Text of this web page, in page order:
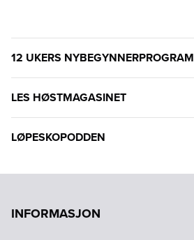
12 UKERS NYBEGYNNERPROGRAM
LES HØSTMAGASINET
LØPESKOPODDEN
INFORMASJON